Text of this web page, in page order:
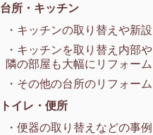
台所・キッチン
・キッチンの取り替えや新設
・キッチンを取り替え内部や
隣の部屋も大幅にリフォーム
・その他の台所のリフォーム
トイレ・便所
・便器の取り替えなどの事例